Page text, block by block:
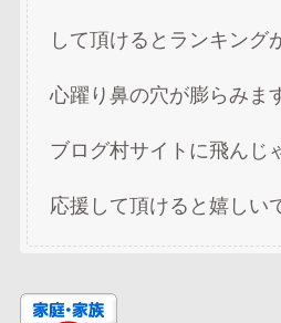
して頂けるとランキング
心躍り鼻の穴が膨らみま
ブログ村サイトに飛んじ
応援して頂けると嬉しい